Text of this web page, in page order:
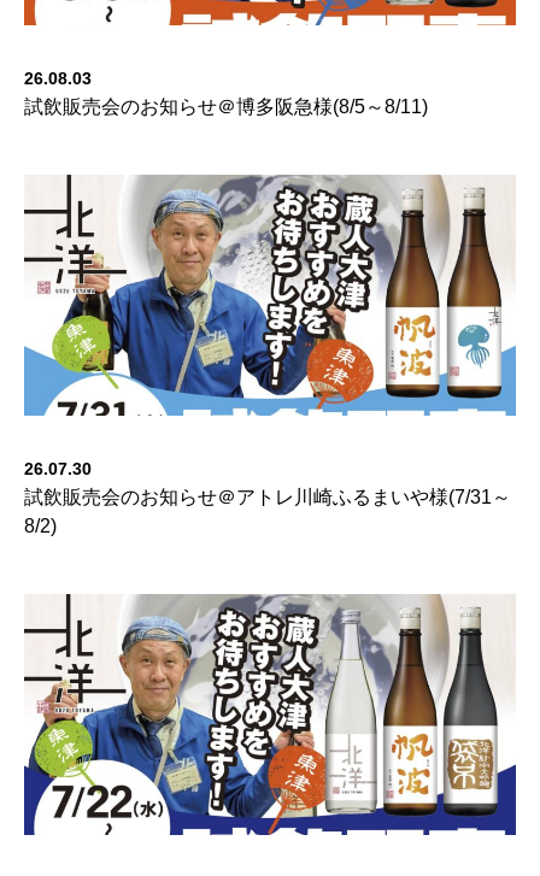
26.08.03
試飲販売会のお知らせ＠博多阪急様(8/5～8/11)
26.07.30
試飲販売会のお知らせ＠アトレ川崎ふるまいや様(7/31～
8/2)